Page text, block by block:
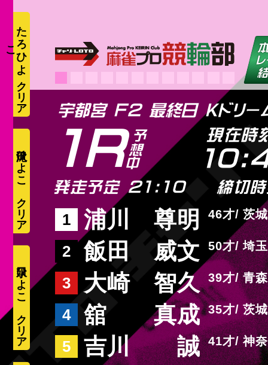
宇都宮 F2 最終日 Kドリー
1R
発走予定 21:10 締切
1 浦川 尊明 46 茨城
2 飯田 威文 50 埼玉
3 大崎 智久 39 青森
4 舘 真成 35 茨城
5 吉川 誠 41 神奈
現在時
水口ひよこ
滝沢ひよこ
た
ろ
ひ
よ
こ